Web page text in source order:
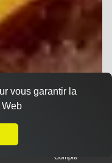
Compte
vous garantir la
Web